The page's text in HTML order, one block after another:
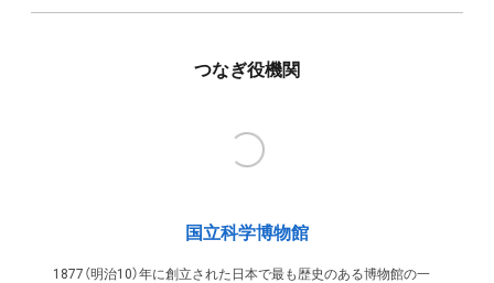
つなぎ役機関
国立科学博物館
1877（明治10）年に創立された日本で最も歴史のある博物館の一